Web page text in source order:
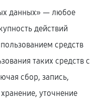
данных» — любое
действий
средств
таких средств с
сбор, запись,
уточнение